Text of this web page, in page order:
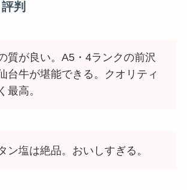
判
質が良い。A5・4ランクの前沢
台牛が堪能できる。クオリティ
最高。
ン塩は絶品。おいしすぎる。